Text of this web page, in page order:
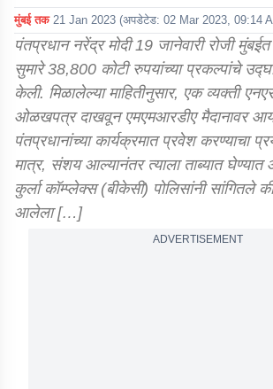
मुंबई तक 21 Jan 2023 (अपडेटेड: 02 Mar 2023, 09:14
पंतप्रधान नरेंद्र मोदी 19 जानेवारी रोजी
सुमारे 38,800 कोटी रुपयांच्या प्रकल्पांचे
केली. मिळालेल्या माहितीनुसार, एक व्यक्ती
ओळखपत्र दाखवून एमएमआरडीए मैदानावर
पंतप्रधानांच्या कार्यक्रमात प्रवेश करण्याचा
मात्र, संशय आल्यानंतर त्याला ताब्यात
कुर्ला कॉम्प्लेक्स (बीकेसी) पोलिसांनी सांगितले
आलेला […]
ADVERTISEMENT